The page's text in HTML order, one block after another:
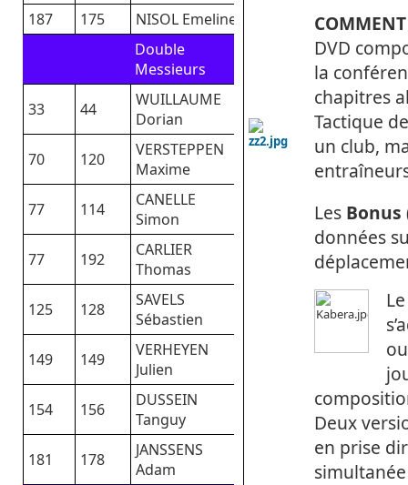
DVD
la
chapitres
Tactique
un club,
Les Bonus
données
Deux
en prise
187
175
NISOL Emeline
Double
Messieurs
33
44
WUILLAUME
Dorian
70
120
VERSTEPPEN
Maxime
77
114
CANELLE
Simon
77
192
CARLIER
Thomas
125
128
SAVELS
Sébastien
149
149
VERHEYEN
Julien
154
156
DUSSEIN
Tanguy
181
178
JANSSENS
Adam